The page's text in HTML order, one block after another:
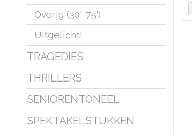
Overig (30'-75')
Uitgelicht!
TRAGEDIES
THRILLERS
SENIORENTONEEL
SPEKTAKELSTUKKEN